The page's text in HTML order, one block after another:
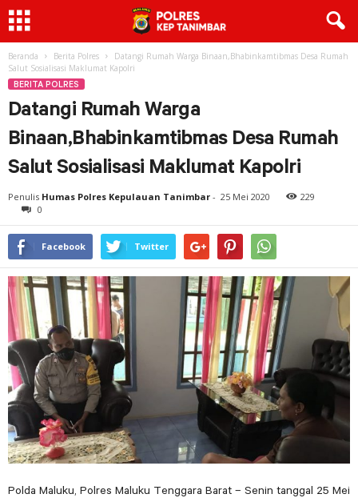
Beranda Berita Polres
Datangi Rumah Warga Binaan,Bhabinkamtibmas Desa Rumah
Salut Sosialisasi Maklumat Kapolri
BERITA POLRES
Datangi Rumah Warga
Binaan,Bhabinkamtibmas Desa Rumah
Salut Sosialisasi Maklumat Kapolri
Penulis Humas Polres Kepulauan Tanimbar - 25 Mei 2020
229
0
Facebook Twitter
Polda Maluku, Polres Maluku Tenggara Barat – Senin tanggal 25 Mei